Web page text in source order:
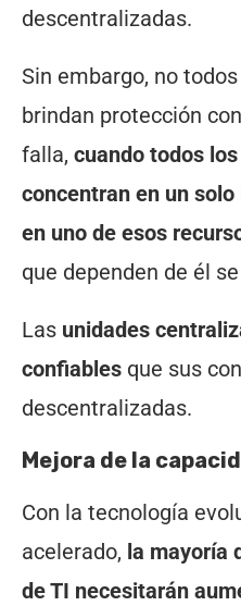
descentralizadas.
Sin embargo, no
brindan protección
falla, cuando todos
concentran en un
en uno de esos
que dependen de él
Las unidades
confiables que sus
descentralizadas.
Mejora de la
Con la tecnología
acelerado, la mayoría
de TI necesitarán